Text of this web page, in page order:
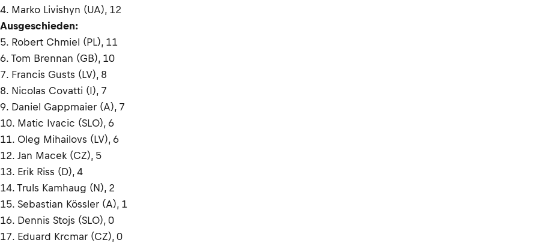
4. Marko Livishyn (UA), 12
Ausgeschieden:
5. Robert Chmiel (PL), 11
6. Tom Brennan (GB), 10
7. Francis Gusts (LV), 8
8. Nicolas Covatti (I), 7
9. Daniel Gappmaier (A), 7
10. Matic Ivacic (SLO), 6
11. Oleg Mihailovs (LV), 6
12. Jan Macek (CZ), 5
13. Erik Riss (D), 4
14. Truls Kamhaug (N), 2
15. Sebastian Kössler (A), 1
16. Dennis Stojs (SLO), 0
17. Eduard Krcmar (CZ), 0